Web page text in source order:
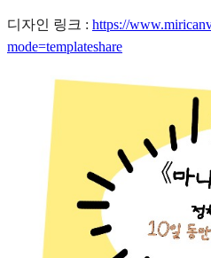
디자인 링크 : https://
mode=templateshare